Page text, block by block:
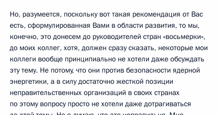
Но, разумеется, поскольку вот такая рекомендация от Вас
есть, сформулированная Вами в области развития, то мы,
конечно, это донесем до руководителей стран «восьмерки»,
до моих коллег, хотя, должен сразу сказать, некоторые мои
коллеги вообще принципиально не хотели даже обсуждать
эту тему. Не потому, что они против безопасности ядерной
энергетики, а в силу достаточно жесткой позиции
неправительственных организаций в своих странах
по этому вопросу просто не хотели даже дотрагиваться